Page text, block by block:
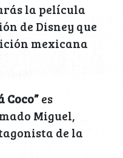
la película
de Disney que
mexicana
Coco”es
Miguel,
de la